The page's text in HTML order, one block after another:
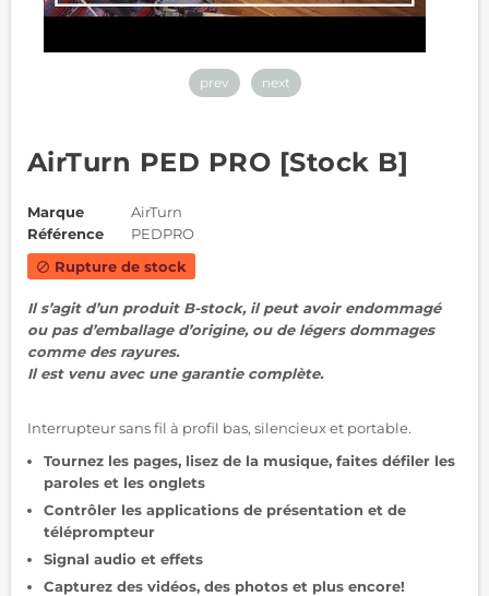
prev next
AirTurn PED PRO [Stock B]
Marque
AirTurn
Référence
PEDPRO
block Rupture de stock
Il s’agit d’un produit B-stock, il peut avoir endommagé
ou pas d’emballage d’origine, ou de légers dommages
comme des rayures.
Il est venu avec une garantie complète.
Interrupteur sans fil à profil bas, silencieux et portable.
Tournez les pages, lisez de la musique, faites défiler les
paroles et les onglets
Contrôler les applications de présentation et de
téléprompteur
Signal audio et effets
Capturez des vidéos, des photos et plus encore!